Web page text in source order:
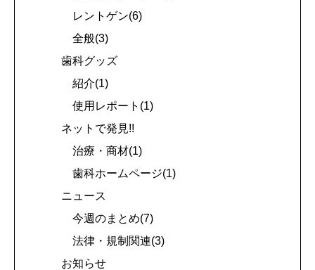
レントゲン(6)
全般(3)
歯科グッズ
紹介(1)
使用レポート(1)
ネットで発見!!
治療・商材(1)
歯科ホームページ(1)
ニュース
今週のまとめ(7)
法律・規制関連(3)
お知らせ